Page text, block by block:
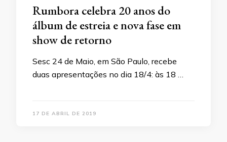
Rumbora celebra 20 anos do
álbum de estreia e nova fase em
show de retorno
Sesc 24 de Maio, em São Paulo, recebe
duas apresentações no dia 18/4: às 18 …
17 DE ABRIL DE 2019